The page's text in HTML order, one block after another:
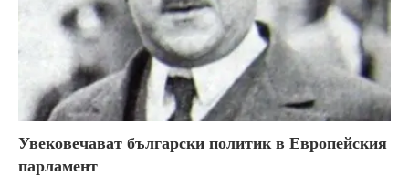
Увековечават български политик в Европейския
парламент